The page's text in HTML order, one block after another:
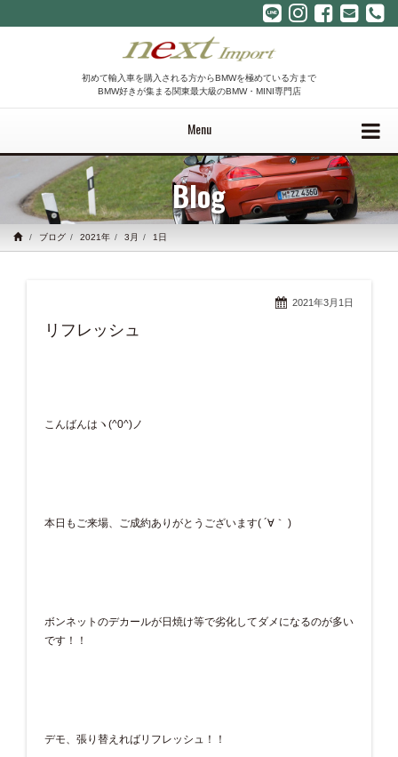
初めて輸入車を購入される方からBMWを極めている方まで
BMW好きが集まる関東最大級のBMW・MINI専門店
Menu
Blog
ブログ 2021年 3月 1日
2021年3月1日
リフレッシュ
こんばんはヽ(^0^)ノ
本日もご来場、ご成約ありがとうございます( ´∀｀ )
ボンネットのデカールが日焼け等で劣化してダメになるのが多い
です！！
デモ、張り替えればリフレッシュ！！